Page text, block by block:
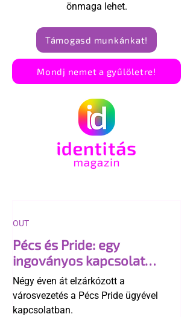
önmaga lehet.
Támogasd munkánkat!
Mondj nemet a gyűlöletre!
Pécs és Pride: egy
ingoványos kapcsolat
története
Négy éven át elzárkózott a
városvezetés a Pécs Pride ügyével
kapcsolatban.
OUT